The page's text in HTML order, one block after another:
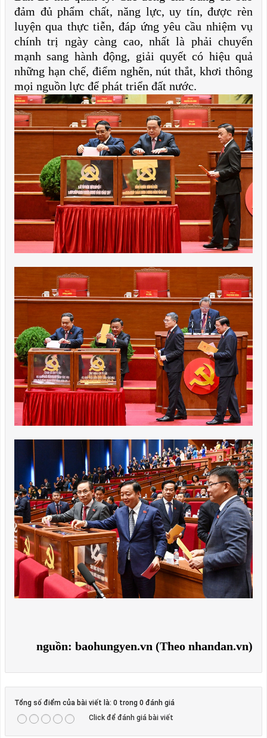
đảm đủ phẩm chất, năng lực, uy tín, được rèn
luyện qua thực tiễn, đáp ứng yêu cầu nhiệm vụ
chính trị ngày càng cao, nhất là phải chuyển
mạnh sang hành động, giải quyết có hiệu quả
những hạn chế, điểm nghẽn, nút thắt, khơi thông
mọi nguồn lực để phát triển đất nước.
nguồn: baohungyen.vn (Theo nhandan.vn)
Tổng số điểm của bài viết là: 0 trong 0 đánh giá
Click để đánh giá bài viết